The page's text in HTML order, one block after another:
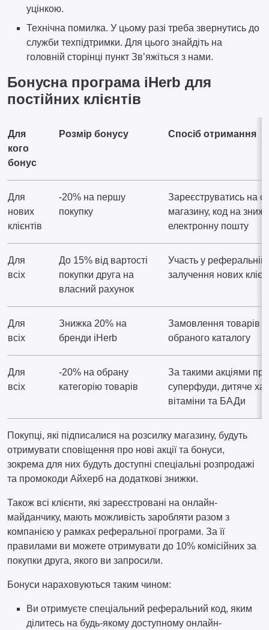
уцінкою.
Технічна помилка. У цьому разі треба звернутись до
служби техпідтримки. Для цього знайдіть на
головній сторінці пункт Зв’яжіться з нами.
Бонусна програма iHerb для
постійних клієнтів
Для
кого
бонус
Розмір бонусу Спосіб отримання
Для
нових
клієнтів
-20% на першу
покупку
Зареєструватись на
магазину, код на
електронну пошту
Для
всіх
До 15% від вартості
покупки друга на
власний рахунок
Участь у реферальній
залучення нових
Для
всіх
Знижка 20% на
бренди iHerb
Замовлення товарів
обраного каталогу
Для
всіх
-20% на обрану
категорію товарів
За такими акціями
суперфуди, дитяче
вітаміни та БАДи
Покупці, які підписалися на розсилку магазину, будуть
отримувати сповіщення про нові акції та бонуси,
зокрема для них будуть доступні спеціальні розпродажі
та промокоди Айхерб на додаткові знижки.
Також всі клієнти, які зареєстровані на онлайн-
майданчику, мають можливість заробляти разом з
компанією у рамках реферальної програми. За її
правилами ви можете отримувати до 10% комісійних за
покупки друга, якого ви запросили.
Бонуси нараховуються таким чином:
Ви отримуєте спеціальний реферальний код, яким
ділитесь на будь-якому доступному онлайн-